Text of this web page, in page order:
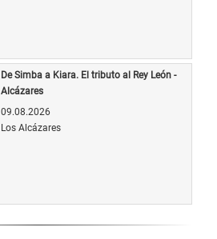
De Simba a Kiara. El tributo al Rey León -
Alcázares
09.08.2026
Los Alcázares